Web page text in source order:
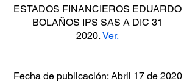
ESTADOS FINANCIEROS EDUARDO
BOLAÑOS IPS SAS A DIC 31
2020. Ver.
Fecha de publicación: Abril 17 de 2020